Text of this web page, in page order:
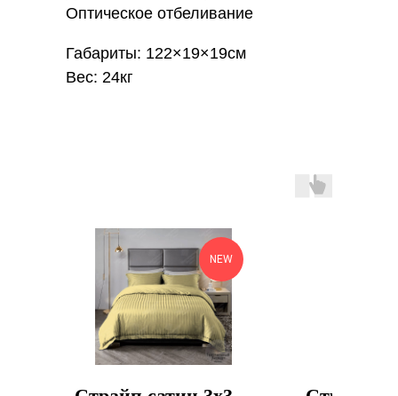
Оптическое отбеливание
Габариты: 122×19×19см
Вес: 24кг
NEW